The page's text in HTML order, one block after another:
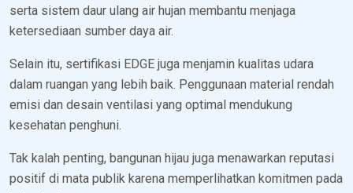
serta sistem daur ulang air hujan membantu menjaga
ketersediaan sumber daya air.
Selain itu, sertifikasi EDGE juga menjamin kualitas udara
dalam ruangan yang lebih baik. Penggunaan material rendah
emisi dan desain ventilasi yang optimal mendukung
kesehatan penghuni.
Tak kalah penting, bangunan hijau juga menawarkan reputasi
positif di mata publik karena memperlihatkan komitmen pada